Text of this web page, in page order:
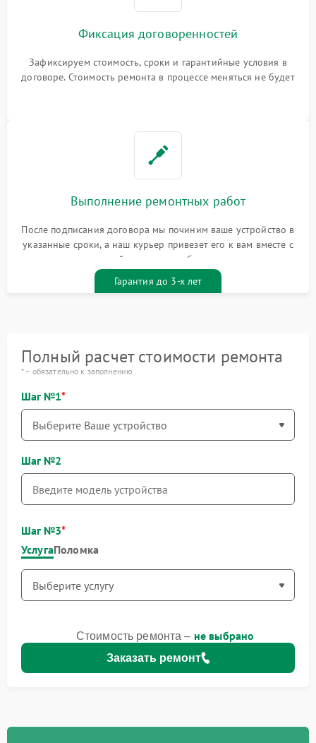
Фиксация договоренностей
Зафиксируем стоимость, сроки и гарантийные условия в
договоре. Стоимость ремонта в процессе меняться не будет
Выполнение ремонтных работ
После подписания договора мы починим ваше устройство в
указанные сроки, а наш курьер привезет его к вам вместе с
гарантийным талоном бесплатно
Гарантия до 3-х лет
Полный расчет стоимости ремонта
* – обязательно к заполнению
Шаг №1
Шаг №2
Шаг №3
УслугаПоломка
Заказать ремонт
Стоимость ремонта – не выбрано